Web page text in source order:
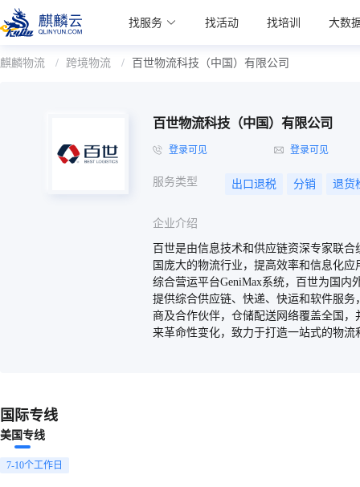
麒麟学院
Kylin Academy 找服务 找活动 找培训 大数
麒麟物流 / 跨境物流 / 百世物流科技（中国）有限公司
百世物流科技（中国）有限公司
登录可见 登录可见
服务类型 出口退税 分销 退货
企业介绍
百世是由信息技术和供应链资深专家联
国庞大的物流行业，提高效率和信息化
综合营运平台GeniMax系统，百世为国
提供综合供应链、快递、快运和软件服务
商及合作伙伴，仓储配送网络覆盖全国
来革命性变化，致力于打造一站式的物
国际专线
美国专线
7-10个工作日